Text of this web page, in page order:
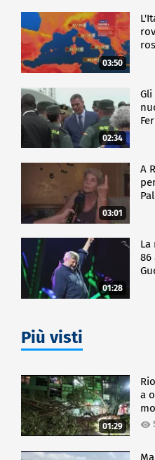
03:50
02:34
03:01
A
01:28
La
86
Più visti
01:29
a